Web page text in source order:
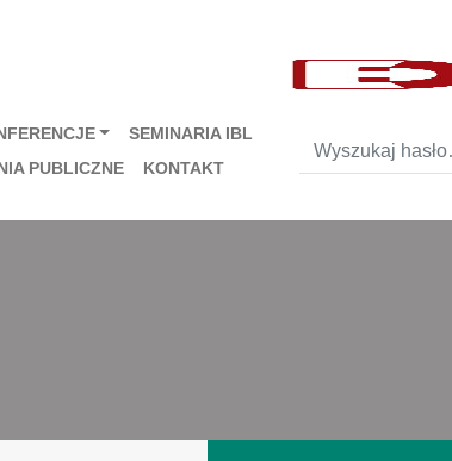
SEMINARIA IBL
PUBLICZNE KONTAKT